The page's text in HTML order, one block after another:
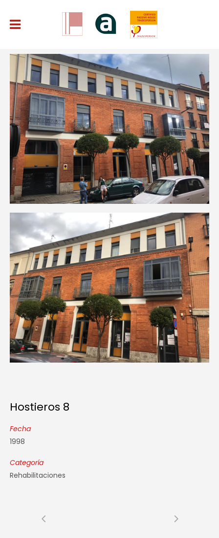
Hostieros 8
Fecha
1998
Categoría
Rehabilitaciones